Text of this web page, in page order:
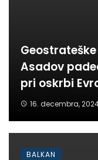
Asadov
pri oskrbi
16. decembra,
BALKAN